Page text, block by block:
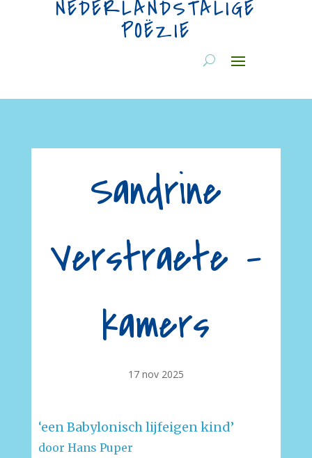
NEDERLANDSTALIGE
POËZIE
Sandrine
Verstraete –
kamers
17 nov 2025
‘een Babylonisch lijfeigen kind’
door Hans Puper